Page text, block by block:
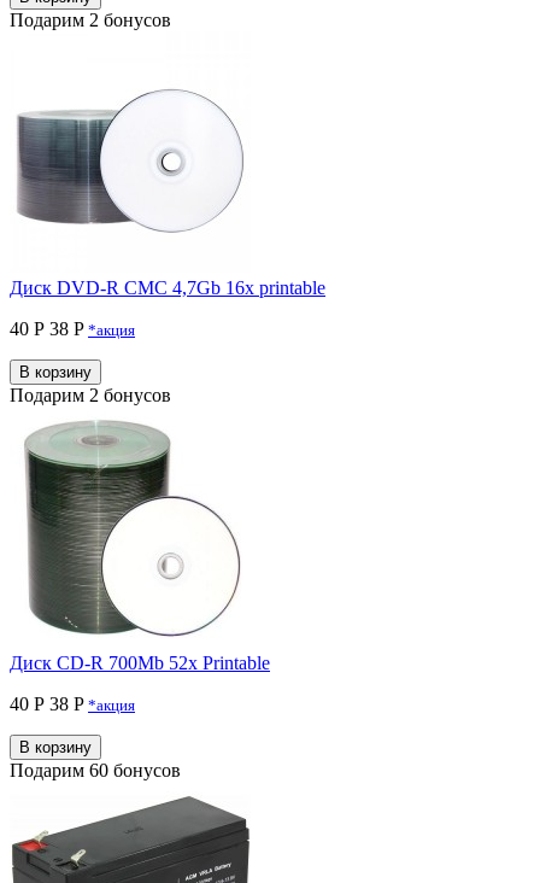
Подарим 2 бонусов
Диск DVD-R CMC 4,7Gb 16x printable
40 Р 38 P *акция
В корзину
Подарим 2 бонусов
Диск CD-R 700Mb 52x Printable
40 Р 38 P *акция
В корзину
Подарим 60 бонусов